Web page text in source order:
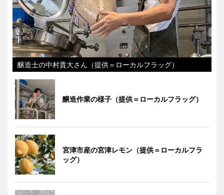
醸造士の中村貴大さん（提供＝ローカルフラッグ）
醸造作業の様子（提供＝ローカルフラッグ）
宮津市産の宮津レモン（提供＝ローカルフラ
ッグ）